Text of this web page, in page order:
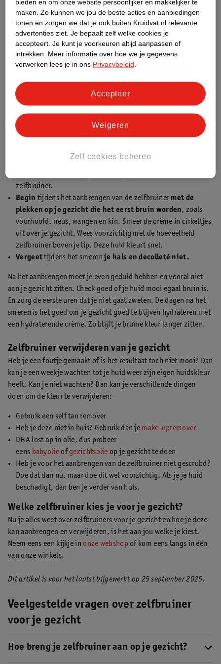
Zelfbruiner aanbrengen op je gezicht
Heb je de juist zelfbruiner gevonden? Dan kan je beginnen met
aanbrengen. Dit is misschien even spannend. Wij hebben tips
voor je om een mooi bruin gezicht te krijgen:
Reinig en hydrateerje gezicht met olievrije producten
om je gezicht te scrubben met eengezichtsscrub
belangrijk dat je huid olievrij is, anders bruin je niet
gelijkmatig.
op je wenkbrauwen en haarlijn als je blond bent.
Zo kleuren ze niet mee.
zelfbruiner.
Begin tijdens het aanbrengen van de zelfbruiner met de
plekken op je gezicht die het eerst bruin worden, zoals
voorhoofd, neus, wangen en kin. Smeer de crème in cirkeltjes
uit over je gezicht. Wees voorzichtig met de hoeveelheid
zelfbruiner boven je lip. Deze huid kleurt snel.
Vergeettijdens het smerenje hals en decolleté niet.
Na het aanbrengen moet je even geduld hebben en vooral niet
aan je gezicht zitten. Check goed of je huid mooi egaal bruin is.
En zorg de eerste uren dat je niet gaat zweten. De dagen na het
smeren is het goed om je gezicht goed te blijven hydrateren met
een hydraterende crème. Zo blijft je bruine kleur langer zitten.
Zelfbruiner verwijderen van je gezicht
Heb je een foutje gemaakt of is het resultaat toch niet mooi? Dan
kan je een weekje wachten tot je huid weer zijn eigen huidskleur
heeft. Kan je niet wachten? Dan kan je verschillende dingen
doen om de kleur te verwijderen:
Gebruik een self tan remover
Heb je deze niet in huis? Gebruik dan je make-upremover
DHA lost op in olie, dus probeer
eens babyolieof gezichtsolie op je gezicht te doen
Heb je voor het aanbrengen van de zelfbruiner niet gescrubd?
Doe dat dan nu, maar doe dit wel voorzichtig. Als je je huid
beschadigt, dan ben je verder van huis.
Welke zelfbruiner kies je voor je gezicht?
Nu je alles weet over zelfbruiners voor je gezicht en hoe je deze
kan aanbrengen en verwijderen, is het aan jou welke je kiest.
Neem eens een kijkje in onze webshop of kom eens langs in één
van onze winkels.
Dit artikel is voor het laatst bijgewerkt op 25 september 2025.
Veelgestelde vragen over zelfbruiner
voor je gezicht
Hoe breng je zelfbruiner aan op je gezicht?
bieden en om onze website persoonlijker en makkelijker te
maken. Zo kunnen we jou de beste acties en aanbiedingen
tonen en zorgen we dat je ook buiten Kruidvat.nl relevante
advertenties ziet. Je bepaalt zelf welke cookies je
accepteert. Je kunt je voorkeuren altijd aanpassen of
intrekken.
Meer informatie over hoe we je gegevens
verwerken lees je in ons Privacybeleid
Zelf cookies beheren
Weigeren
Accepteer